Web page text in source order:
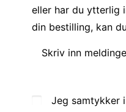
eller har du ytterlig
din bestilling, kan
Jeg samtykker